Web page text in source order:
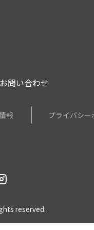
お問い合わせ
報 プライバシー
reserved.